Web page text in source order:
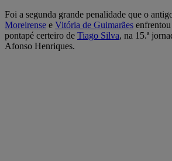
Foi a segunda grande penalidade que o
Moreirense e Vitória de Guimarães
pontapé certeiro de Tiago Silva, na 15.ª
Afonso Henriques.